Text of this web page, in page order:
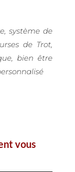
système de
de Trot,
bien être
vous